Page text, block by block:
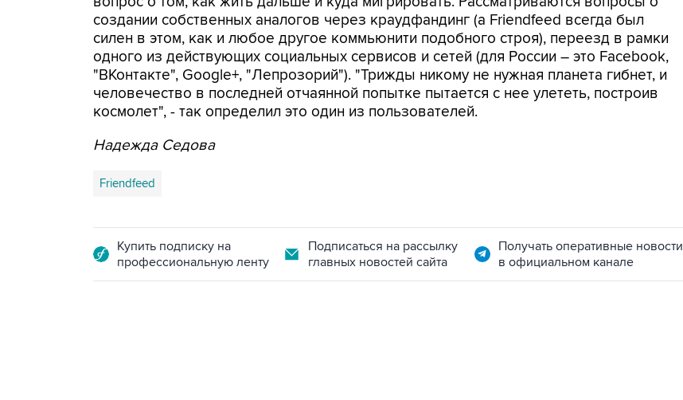
создании собственных аналогов через краудфандинг (а Friendfeed всегда был
силен в этом, как и любое другое коммьюнити подобного строя), переезд в рамки
одного из действующих социальных сервисов и сетей (для России – это Facebook,
"ВКонтакте", Google+, "Лепрозорий"). "Трижды никому не нужная планета гибнет, и
человечество в последней отчаянной попытке пытается с нее улететь, построив
космолет", - так определил это один из пользователей.
Надежда Седова
Friendfeed
Купить подписку на
профессиональную ленту
Подписаться на рассылку
главных новостей сайта
Получать оперативные новости
в официальном канале